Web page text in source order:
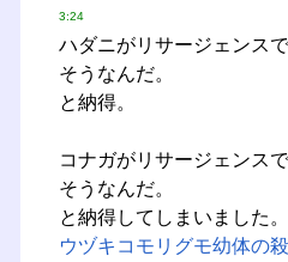
3:24
ハダニがリサージェンス
そうなんだ。
と納得。
コナガがリサージェンス
そうなんだ。
と納得してしまいました。
ウヅキコモリグモ幼体の